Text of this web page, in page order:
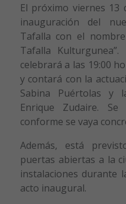
El próximo viernes
inauguración del
Tafalla con el
Tafalla
celebrará a las 19:00
y contará con la
Sabina Puértolas y
Enrique Zudaire.
conforme se vaya
Además, está
puertas abiertas a la
instalaciones durante
acto inaugural.